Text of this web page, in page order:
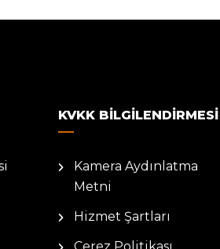
KVKK BILGILENDIRMESI
Kamera Aydınlatma
Metni
Hizmet Şartları